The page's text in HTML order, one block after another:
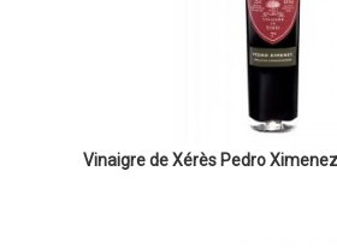
Vinaigre de Xérès Pedro